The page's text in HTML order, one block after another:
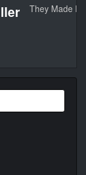
They Made